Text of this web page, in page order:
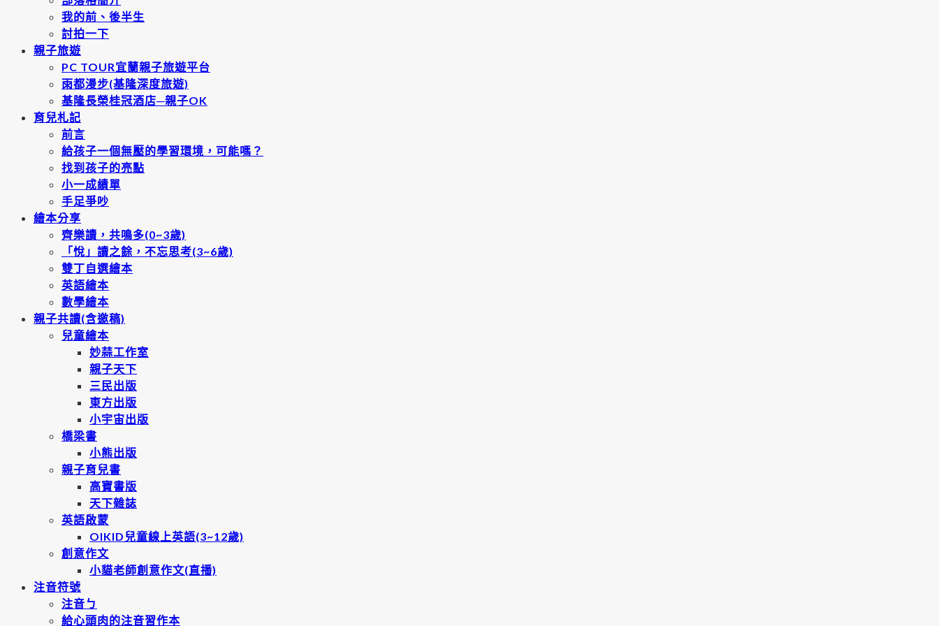
我的前、後半生
討拍一下
親子旅遊
PC TOUR宜蘭親子旅遊平台
雨都漫步(基隆深度旅遊)
基隆長榮桂冠酒店─親子OK
育兒札記
前言
給孩子一個無壓的學習環境，可能嗎？
找到孩子的亮點
小一成績單
手足爭吵
繪本分享
齊樂讀，共鳴多(0~3歲)
「悅」讀之餘，不忘思考(3~6歲)
雙丁自選繪本
英語繪本
數學繪本
親子共讀(含邀稿)
兒童繪本
妙蒜工作室
親子天下
三民出版
東方出版
小宇宙出版
橋梁書
小熊出版
親子育兒書
高寶書版
天下雜誌
英語啟蒙
OIKID兒童線上英語(3~12歲)
創意作文
小貓老師創意作文(直播)
注音符號
注音ㄅ
給心頭肉的注音習作本